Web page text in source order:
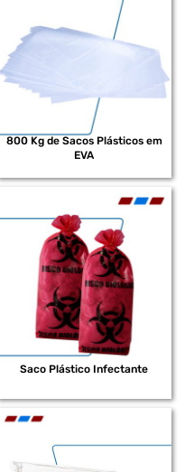
800 Kg de Sacos Plásticos em
EVA
Saco Plástico Infectante